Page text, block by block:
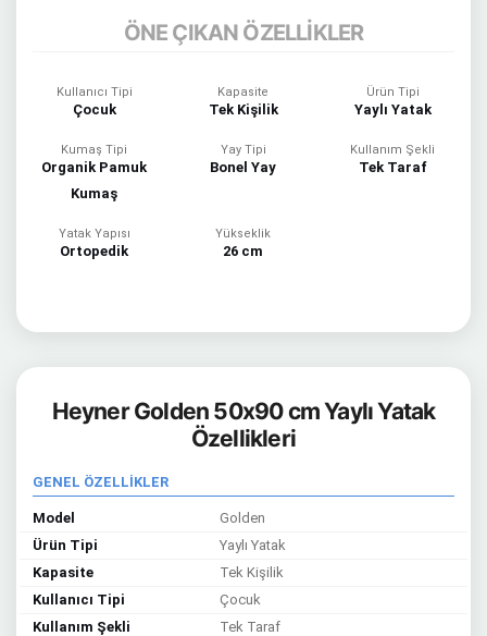
ÖNE ÇIKAN ÖZELLİKLER
Kullanıcı Tipi
Çocuk
Kapasite
Tek Kişilik
Ürün Tipi
Yaylı Yatak
Kumaş Tipi
Organik Pamuk
Kumaş
Yay Tipi
Bonel Yay
Kullanım Şekli
Tek Taraf
Yatak Yapısı
Ortopedik
Yükseklik
26 cm
Heyner Golden 50x90 cm Yaylı Yatak
Özellikleri
GENEL ÖZELLİKLER
Model
Golden
Ürün Tipi
Yaylı Yatak
Kapasite
Tek Kişilik
Kullanıcı Tipi
Çocuk
Kullanım Şekli
Tek Taraf